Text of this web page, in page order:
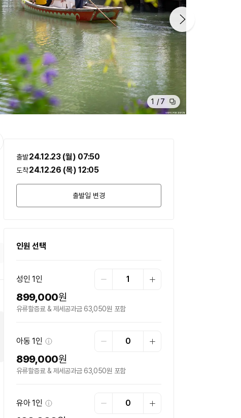
1 / 7
출발24.12.23 (월) 07:50
도착24.12.26 (목) 12:05
출발일 변경
인원 선택
성인 1인 1
899,000원
유류할증료 & 제세공과금 63,050원 포함
아동 1인 0
899,000원
유류할증료 & 제세공과금 63,050원 포함
유아1인 0